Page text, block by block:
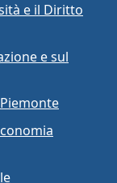
e il Diritto
e sul